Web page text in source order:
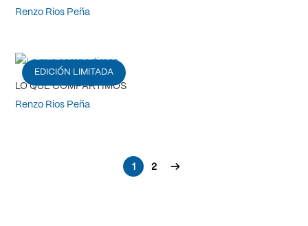
Renzo Rios Peña
EDICIÓN LIMITADA
LO QUE COMPARTIMOS
Renzo Rios Peña
1 2 →